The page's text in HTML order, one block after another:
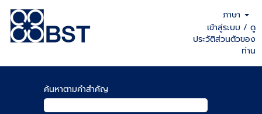
ภาษา
เข้าสู่ระบบ / ดู
ประวัติส่วนตัวของ
ท่าน
ค้นหาตามคำสำคัญ